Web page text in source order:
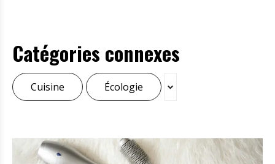
Catégories connexes
Cuisine Écologie